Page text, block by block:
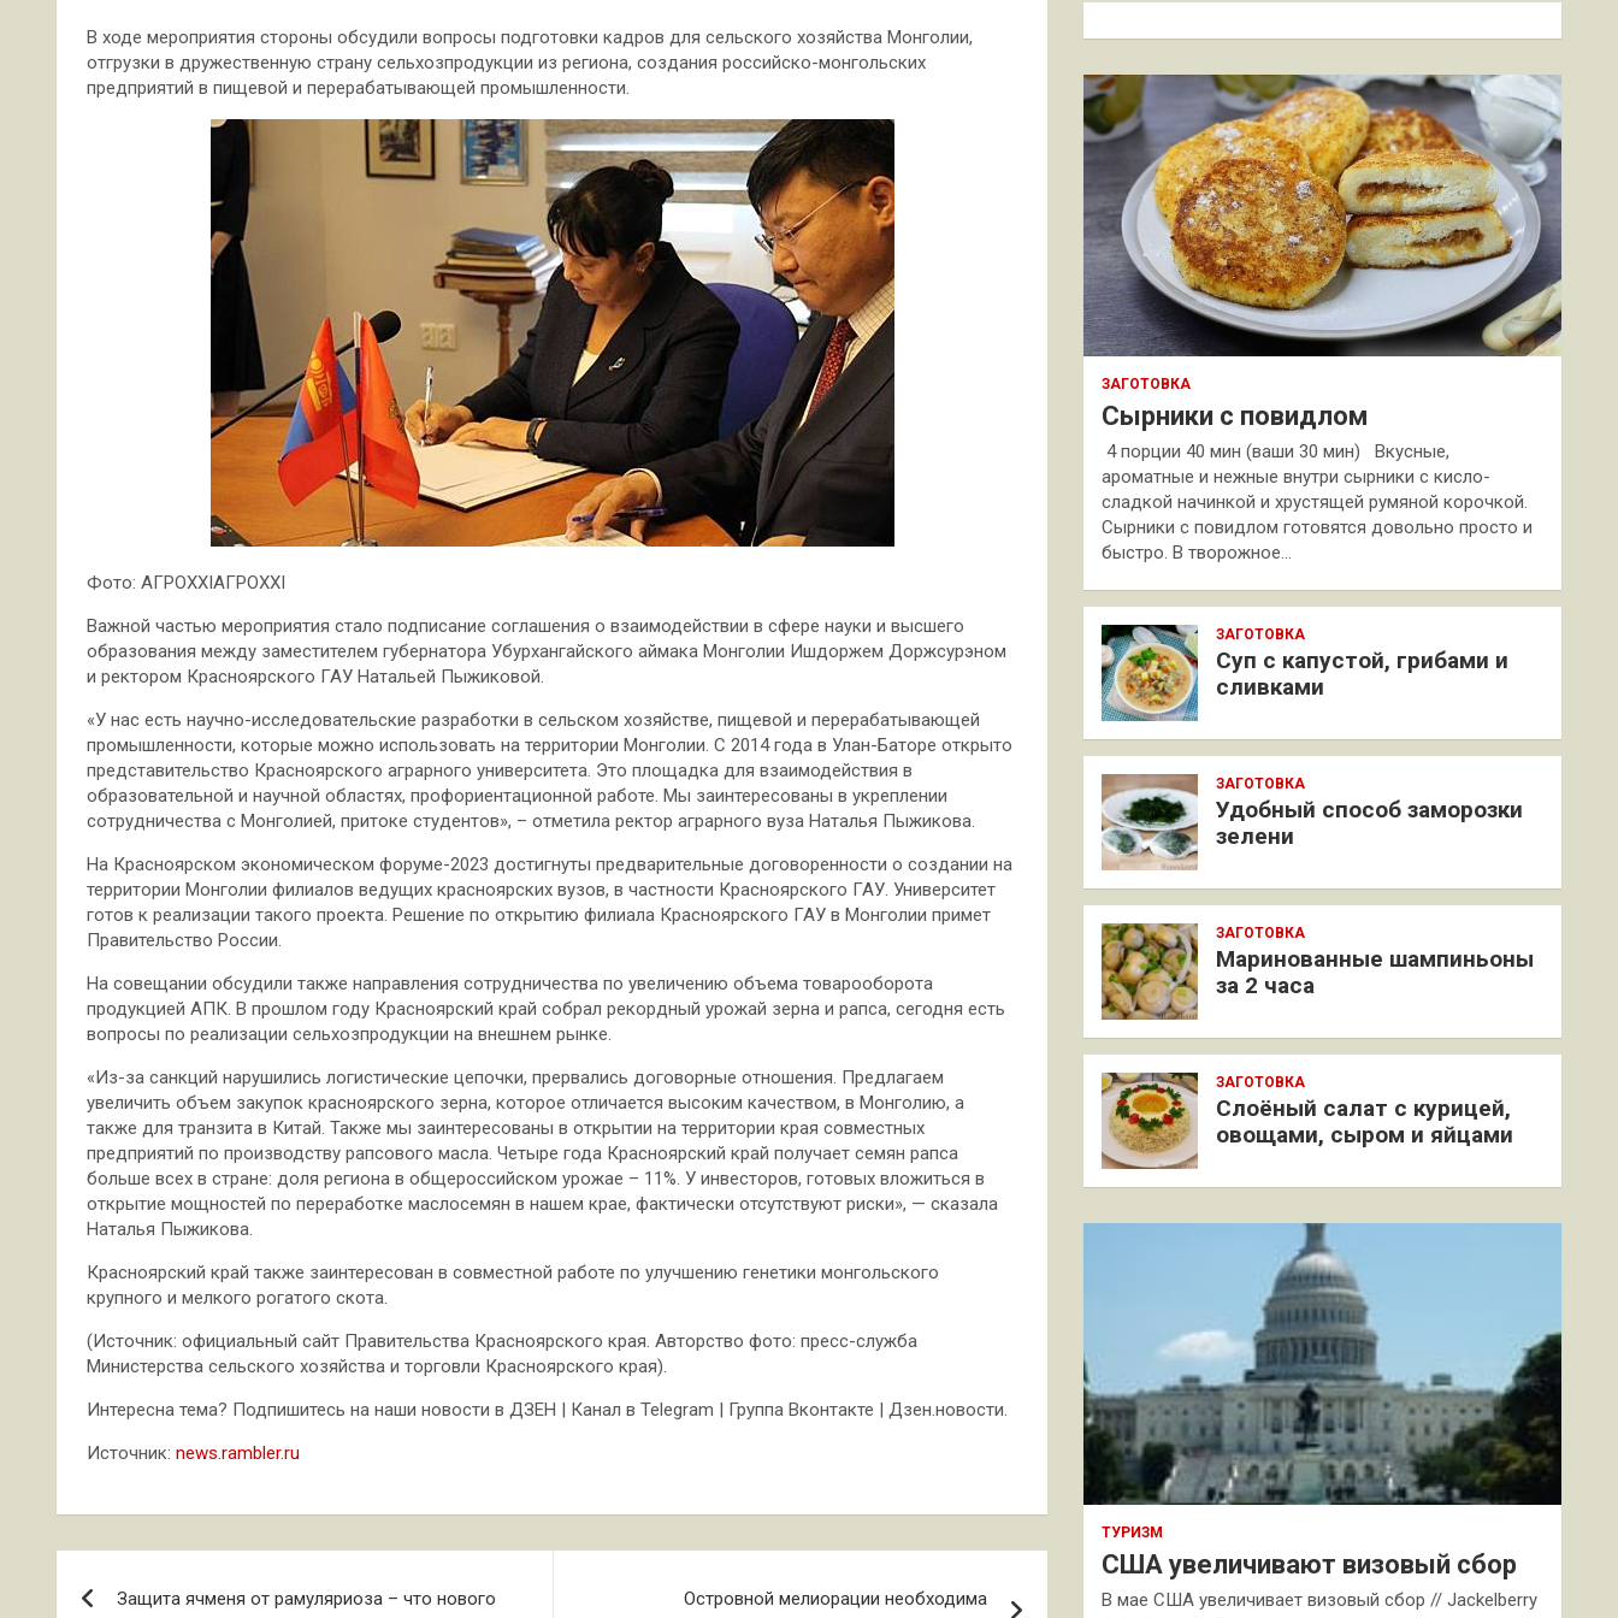
В ходе мероприятия стороны обсудили вопросы подготовки кадров для сельского хозяйства Монголии,
отгрузки в дружественную страну сельхозпродукции из региона, создания российско-монгольских
предприятий в пищевой и перерабатывающей промышленности.
Фото: АГРОXXIАГРОXXI
Важной частью мероприятия стало подписание соглашения о взаимодействии в сфере науки и высшего
образования между заместителем губернатора Убурхангайского аймака Монголии Ишдоржем Доржсурэном
и ректором Красноярского ГАУ Натальей Пыжиковой.
«У нас есть научно-исследовательские разработки в сельском хозяйстве, пищевой и перерабатывающей
промышленности, которые можно использовать на территории Монголии. С 2014 года в Улан-Баторе открыто
представительство Красноярского аграрного университета. Это площадка для взаимодействия в
образовательной и научной областях, профориентационной работе. Мы заинтересованы в укреплении
сотрудничества с Монголией, притоке студентов», – отметила ректор аграрного вуза Наталья Пыжикова.
На Красноярском экономическом форуме-2023 достигнуты предварительные договоренности о создании на
территории Монголии филиалов ведущих красноярских вузов, в частности Красноярского ГАУ. Университет
готов к реализации такого проекта. Решение по открытию филиала Красноярского ГАУ в Монголии примет
Правительство России.
На совещании обсудили также направления сотрудничества по увеличению объема товарооборота
продукцией АПК. В прошлом году Красноярский край собрал рекордный урожай зерна и рапса, сегодня есть
вопросы по реализации сельхозпродукции на внешнем рынке.
«Из-за санкций нарушились логистические цепочки, прервались договорные отношения. Предлагаем
увеличить объем закупок красноярского зерна, которое отличается высоким качеством, в Монголию, а
также для транзита в Китай. Также мы заинтересованы в открытии на территории края совместных
предприятий по производству рапсового масла. Четыре года Красноярский край получает семян рапса
больше всех в стране: доля региона в общероссийском урожае – 11%. У инвесторов, готовых вложиться в
открытие мощностей по переработке маслосемян в нашем крае, фактически отсутствуют риски», — сказала
Наталья Пыжикова.
Красноярский край также заинтересован в совместной работе по улучшению генетики монгольского
крупного и мелкого рогатого скота.
(Источник: официальный сайт Правительства Красноярского края. Авторство фото: пресс-служба
Министерства сельского хозяйства и торговли Красноярского края).
Интересна тема? Подпишитесь на наши новости в ДЗЕН | Канал в Telegram | Группа Вконтакте | Дзен.новости.
Источник: news.rambler.ru
Защита ячменя от рамуляриоза – что нового
Островной мелиорации необходима
к
ЗАГОТОВКА
Сырники с повидлом
4 порции 40 мин (ваши 30 мин) Вкусные,
ароматные и нежные внутри сырники с кисло-
сладкой начинкой и хрустящей румяной корочкой.
Сырники с повидлом готовятся довольно просто и
быстро. В творожное…
ЗАГОТОВКА
Суп с капустой, грибами и
сливками
ЗАГОТОВКА
Удобный способ заморозки
зелени
ЗАГОТОВКА
Маринованные шампиньоны
за 2 часа
ЗАГОТОВКА
Слоёный салат с курицей,
овощами, сыром и яйцами
ТУРИЗМ
США увеличивают визовый сбор
В мае США увеличивает визовый сбор // Jackelberry